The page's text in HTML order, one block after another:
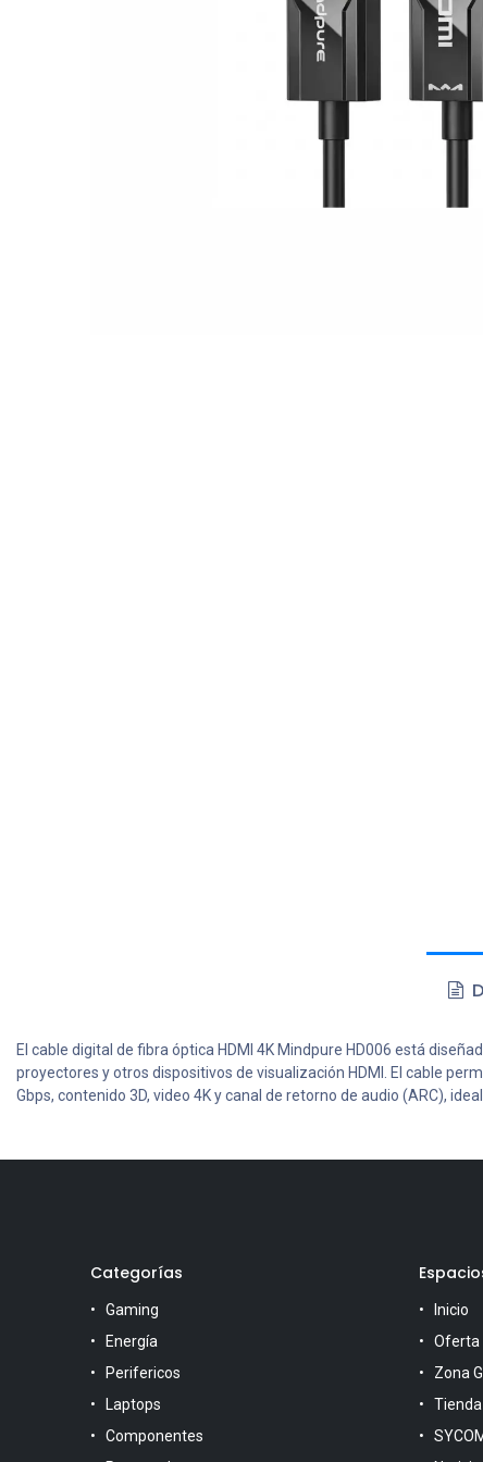
El cable digital de fibra óptica HDMI 4K Mindpure HD006 está
proyectores y otros dispositivos de visualización HDMI. El cable
Gbps, contenido 3D, video 4K y canal de retorno de audio (ARC),
Categorías
Gaming
Energía
Perifericos
Laptops
Componentes
Inicio
Oferta
Zona
Tienda